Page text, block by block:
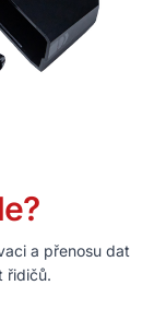
a přenosu dat
řidičů.